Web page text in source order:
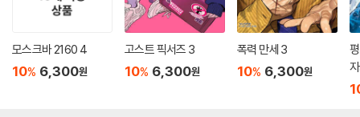
모스크바 2160 4
10% 6,300원
고스트 픽서즈 3
10% 6,300원
폭력 만세 3
10% 6,300원